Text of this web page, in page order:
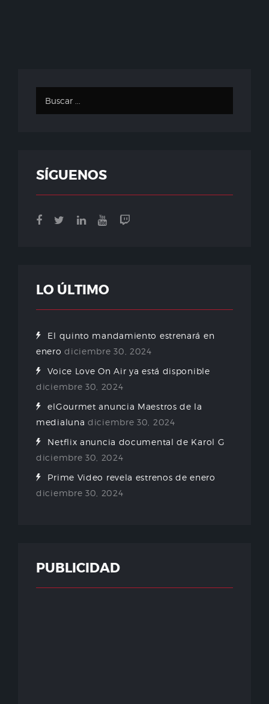
SÍGUENOS
LO ÚLTIMO
El quinto mandamiento estrenará en
enero diciembre 30, 2024
Voice Love On Air ya está disponible
diciembre 30, 2024
elGourmet anuncia Maestros de la
medialuna diciembre 30, 2024
Netflix anuncia documental de Karol G
diciembre 30, 2024
Prime Video revela estrenos de enero
diciembre 30, 2024
PUBLICIDAD